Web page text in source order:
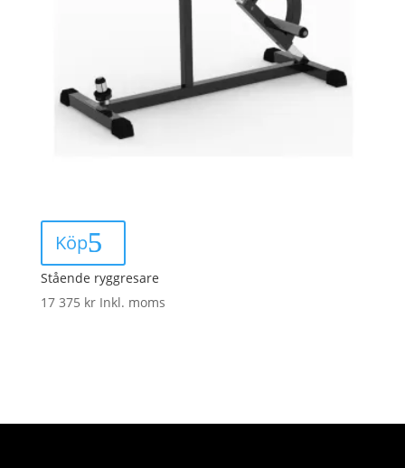
Köp
Stående ryggresare
17 375 kr Inkl. moms